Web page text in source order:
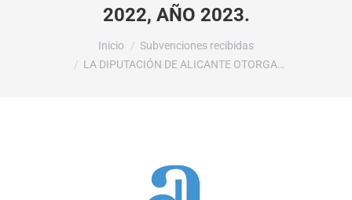
2022, AÑO 2023.
Inicio
Subvenciones recibidas
LA DIPUTACIÓN DE ALICANTE OTORGA…